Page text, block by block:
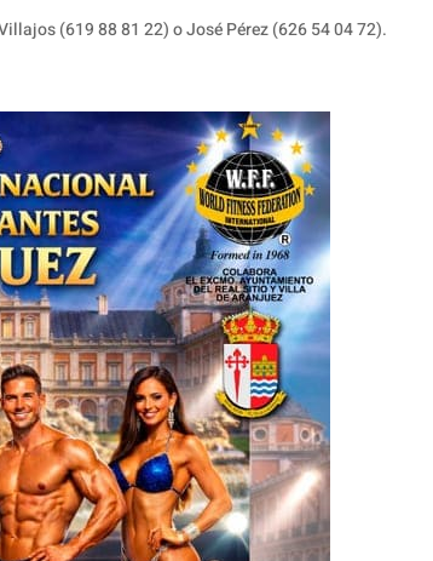
(619 88 81 22) o José Pérez (626 54 04 72).